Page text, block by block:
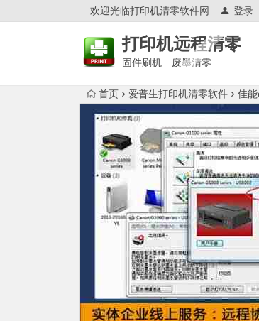
欢迎光临打印机清零软件网 登录
打印机远程清零
固件刷机 废墨清零
首页 爱普生打印机清零软件 佳